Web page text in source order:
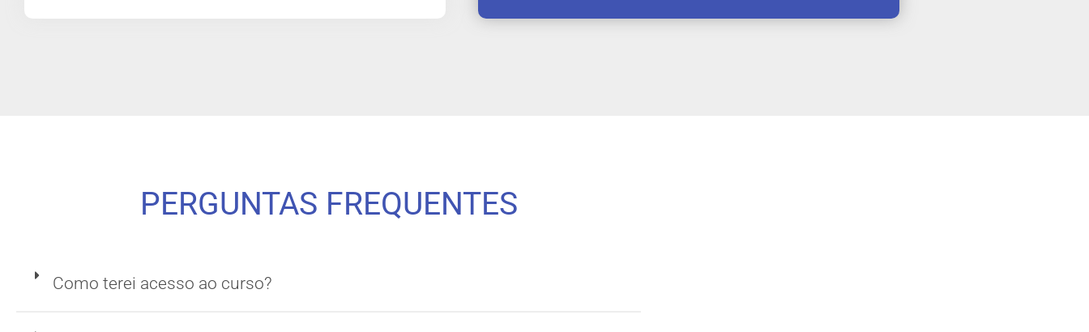
PERGUNTAS FREQUENTES
Como terei acesso ao curso?